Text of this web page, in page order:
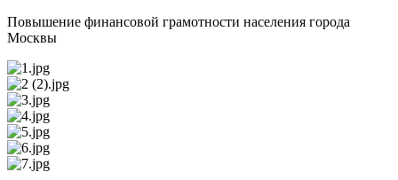
Повышение финансовой грамотности населения города
Москвы